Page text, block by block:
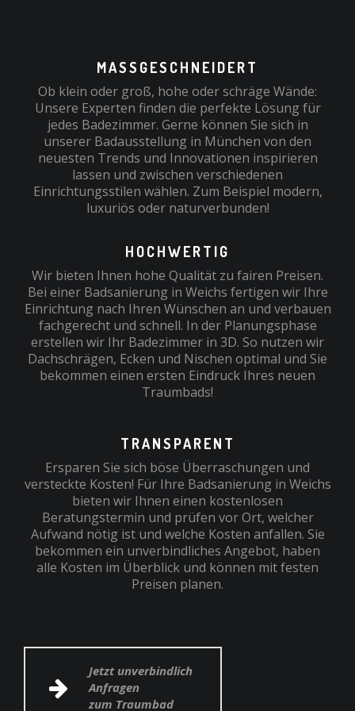
MASSGESCHNEIDERT
Ob klein oder groß, hohe oder schräge Wände:
Unsere Experten finden die perfekte Lösung für
jedes Badezimmer. Gerne können Sie sich in
unserer Badausstellung in München von den
neuesten Trends und Innovationen inspirieren
lassen und zwischen verschiedenen
Einrichtungsstilen wählen. Zum Beispiel modern,
luxuriös oder naturverbunden!
HOCHWERTIG
Wir bieten Ihnen hohe Qualität zu fairen Preisen.
Bei einer Badsanierung in Weichs fertigen wir Ihre
Einrichtung nach Ihren Wünschen an und verbauen
fachgerecht und schnell. In der Planungsphase
erstellen wir Ihr Badezimmer in 3D. So nutzen wir
Dachschrägen, Ecken und Nischen optimal und Sie
bekommen einen ersten Eindruck Ihres neuen
Traumbads!
TRANSPARENT
Ersparen Sie sich böse Überraschungen und
versteckte Kosten! Für Ihre Badsanierung in Weichs
bieten wir Ihnen einen kostenlosen
Beratungstermin und prüfen vor Ort, welcher
Aufwand nötig ist und welche Kosten anfallen. Sie
bekommen ein unverbindliches Angebot, haben
alle Kosten im Überblick und können mit festen
Preisen planen.
Jetzt unverbindlich
Anfragen
zum Traumbad